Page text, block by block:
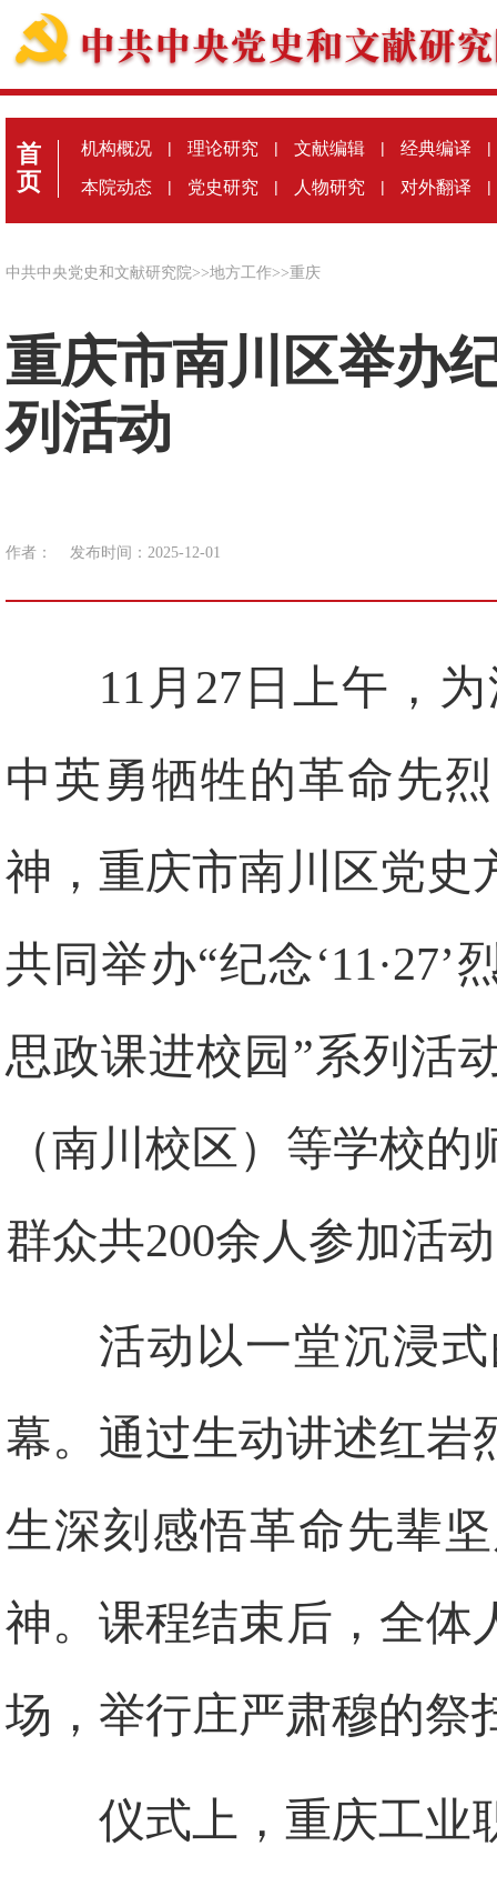
首
页
机构概况 | 理论研究 | 文献编辑 | 经典编译 |
本院动态 | 党史研究 | 人物研究 | 对外翻译 |
中共中央党史和文献研究院>>地方工作>>重庆
重庆市南川区举办
列活动
作者： 发布时间：2025-12-01
11月27日上午，
中英勇牺牲的革命先
神，重庆市南川区党史
共同举办“纪念
思政课进校园”系列活
（南川校区）等学校
群众共200余人参加活
活动以一堂沉浸
幕。通过生动讲述红岩
生深刻感悟革命先辈
神。课程结束后，全体
场，举行庄严肃穆的祭
仪式上，重庆工业